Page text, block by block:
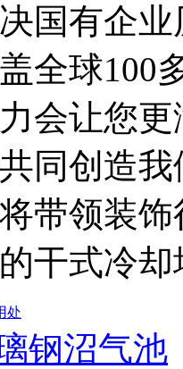
国有企
全球100
会让您
同创造
带领装
干式冷
处
钢沼气池